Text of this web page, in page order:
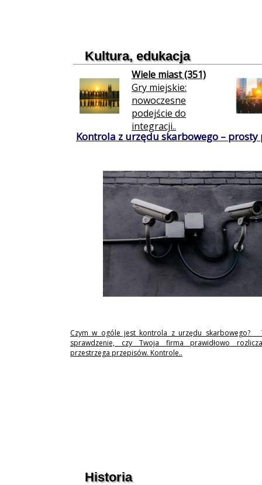
Kultura, edukacja
Wiele miast (351)
Gry miejskie:
nowoczesne
podejście do
integracji..
Kontrola z urzędu skarbowego –
Czym w ogóle jest kontrola z urzędu skarbowego?
sprawdzenie, czy Twoja firma prawidłowo
przestrzega przepisów. Kontrole..
Historia